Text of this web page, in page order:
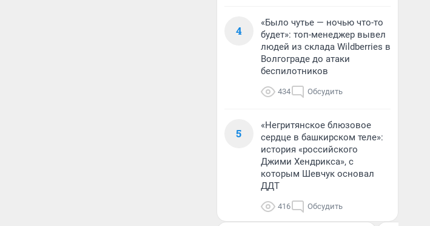
4
«Было чутье — ночью что-то
будет»: топ-менеджер вывел
людей из склада Wildberries в
Волгограде до атаки
беспилотников
434 Обсудить
5
«Негритянское блюзовое
сердце в башкирском теле»:
история «российского
Джими Хендрикса», с
которым Шевчук основал
ДДТ
416 Обсудить